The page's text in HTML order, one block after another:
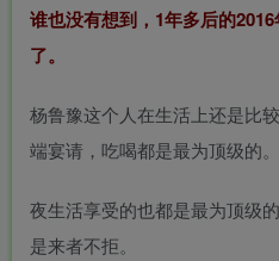
谁也没有想到，1年多后的
了。
杨鲁豫这个人在生活上还是比
端宴请，吃喝都是最为顶级的。
夜生活享受的也都是最为顶级
是来者不拒。